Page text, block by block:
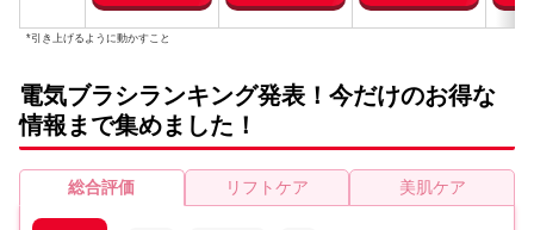
*引き上げるように動かすこと
電気ブラシランキング発表！今だけのお得な
情報まで集めました！
総合評価 リフトケア 美肌ケア